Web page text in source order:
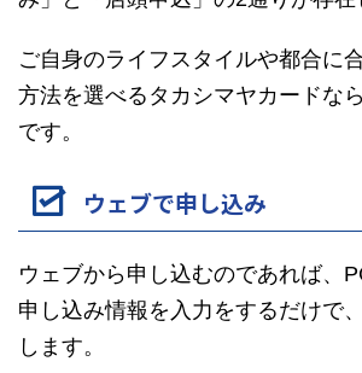
ご自身のライフスタイルや都合に
方法を選べるタカシマヤカードな
です。
ウェブで申し込み
ウェブから申し込むのであれば、
申し込み情報を入力をするだけで
します。